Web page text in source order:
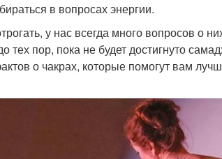
в вопросах энергии.
у нас всегда много вопросов о
тех пор, пока не будет достигнуто
о чакрах, которые помогут вам